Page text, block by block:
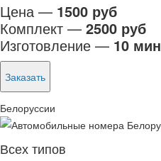
Цена — 1500 руб
Комплект — 2500 руб
Изготовление — 10 мин
Заказать
Белоруссии
Всех типов